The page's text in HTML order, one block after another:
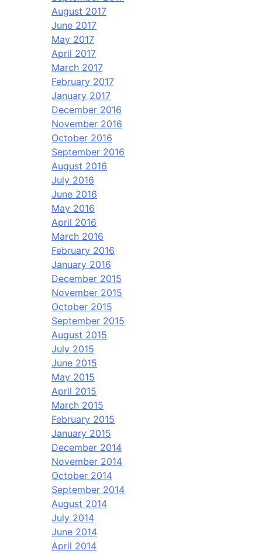
August 2017
June 2017
May 2017
April 2017
March 2017
February 2017
January 2017
December 2016
November 2016
October 2016
September 2016
August 2016
July 2016
June 2016
May 2016
April 2016
March 2016
February 2016
January 2016
December 2015
November 2015
October 2015
September 2015
August 2015
July 2015
June 2015
May 2015
April 2015
March 2015
February 2015
January 2015
December 2014
November 2014
October 2014
September 2014
August 2014
July 2014
June 2014
April 2014